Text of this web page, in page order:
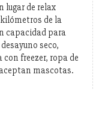
lugar de relax
de la
capacidad para
seco,
con freezer, ropa de
mascotas.